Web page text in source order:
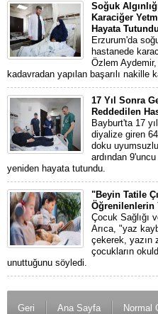
Soğuk
Karaciğer
Hayata Tutundu
Erzurum'da
hastanede
Özlem
kadavradan yapılan başarılı nakille
17 Yıl Sonra
Reddedilen
Bayburt'ta 17
diyalize giren
doku
ardından
yeniden hayata tutundu.
"Beyin Tatile
Öğrenilenlerin
Çocuk Sağlığı
Arıca, "yaz
çekerek, yazın
çocukların
unuttuğunu söyledi.
Geri Ana Sayfa Normal